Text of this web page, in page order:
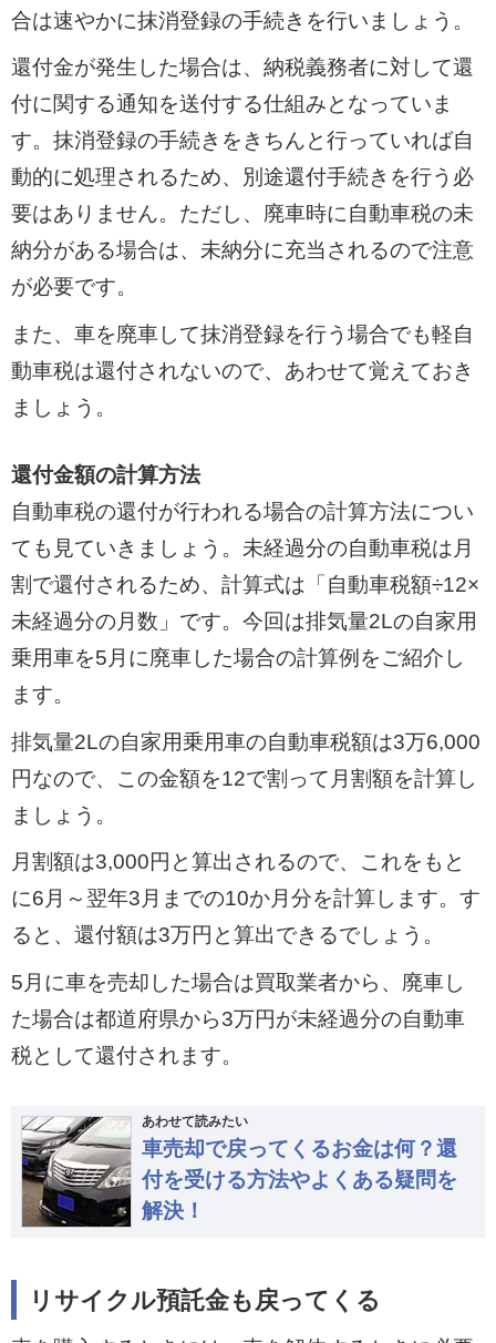
合は速やかに抹消登録の手続きを行いましょう。
還付金が発生した場合は、納税義務者に対して還
付に関する通知を送付する仕組みとなっていま
す。抹消登録の手続きをきちんと行っていれば自
動的に処理されるため、別途還付手続きを行う必
要はありません。ただし、廃車時に自動車税の未
納分がある場合は、未納分に充当されるので注意
が必要です。
また、車を廃車して抹消登録を行う場合でも軽自
動車税は還付されないので、あわせて覚えておき
ましょう。
還付金額の計算方法
自動車税の還付が行われる場合の計算方法につい
ても見ていきましょう。未経過分の自動車税は月
割で還付されるため、計算式は「自動車税額÷12×
未経過分の月数」です。今回は排気量2Lの自家用
乗用車を5月に廃車した場合の計算例をご紹介し
ます。
排気量2Lの自家用乗用車の自動車税額は3万6,000
円なので、この金額を12で割って月割額を計算し
ましょう。
月割額は3,000円と算出されるので、これをもと
に6月～翌年3月までの10か月分を計算します。す
ると、還付額は3万円と算出できるでしょう。
5月に車を売却した場合は買取業者から、廃車し
た場合は都道府県から3万円が未経過分の自動車
税として還付されます。
あわせて読みたい
車売却で戻ってくるお金は何？還
付を受ける方法やよくある疑問を
解決！
リサイクル預託金も戻ってくる